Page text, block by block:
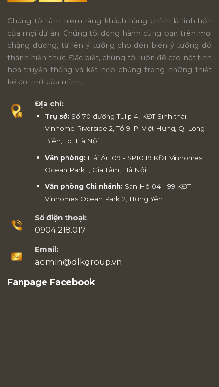
Chúng tôi tâm niệm rằng khách hàng chính là linh hồn
của mọi dự án. Chúng tôi đồng hành cùng bạn trên mọi
chặng đường, từ lên ý tưởng cho đến biến ý tưởng đó
thành hiện thực. Đặc biệt, chúng tôi luôn đề cao nét tinh
hoa truyền thống và kết hợp chúng trong những thiết
kế đổi mới của mình.
Địa chỉ:
Trụ sở: Số 70 đường Tulip 4, KĐT Sinh thái
Vinhome Riverside 2, Tổ 9, P. Việt Hưng, Q. Long
Biên, Tp. Hà Nội
Văn phòng: Hải Âu 09 - SP10.19 KĐT Vinhomes
Ocean Park 1, Gia Lâm, Hà Nội
Văn phòng Chi nhánh: San Hô 04 - 99 KĐT
Vinhomes Ocean Park 2, Hưng Yên
Số điện thoại:
0904.218.017
Email:
admin@dlkgroup.vn
Fanpage Facebook